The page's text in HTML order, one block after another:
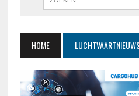
HOME